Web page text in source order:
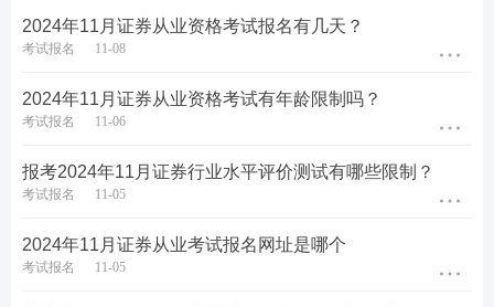
甘肃2024年11月证券从业专场考试报名流程
试平台-水平评价测试报名-选择对应报名入口进入。
第二步：输入-用户名-密码-验证码登录。（新用户先
2024年11月证券从业资格考试报名有几天？
考试报名 11-08
2024年11月证券从业资格考试有年龄限制吗？
考试报名 11-06
报考2024年11月证券行业水平评价测试有哪些限制？
考试报名 11-05
2024年11月证券从业考试报名网址是哪个
考试报名 11-05